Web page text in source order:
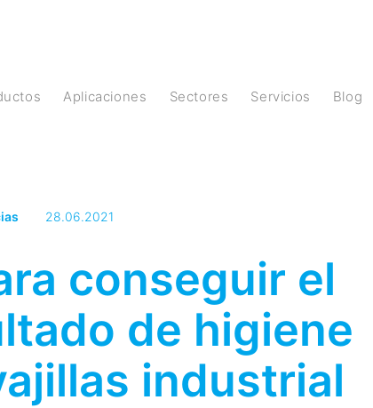
Aplicaciones Sectores Servicios Blog
28.06.2021
conseguir el
de higiene
industrial